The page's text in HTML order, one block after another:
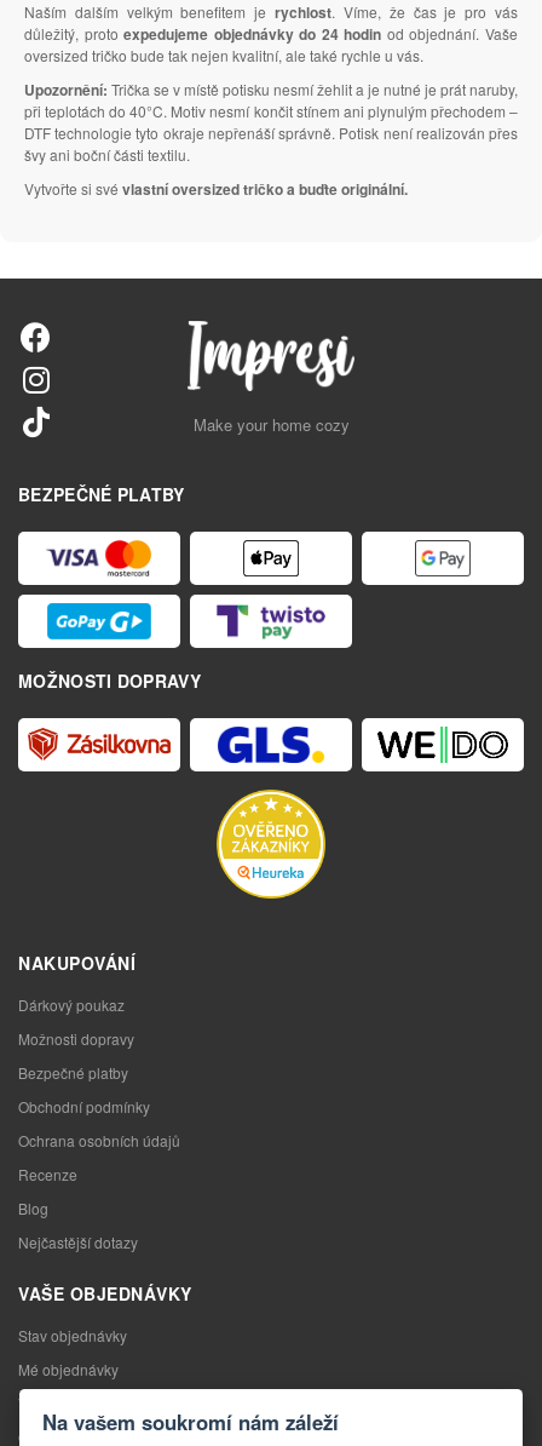
Naším dalším velkým benefitem jerychlost. Víme, že čas je pro vás
důležitý, protoexpedujeme objednávky do 24 hodin od objednání. Vaše
oversized tričko bude tak nejen kvalitní, ale také rychle u vás.
Upozornění: Trička se v místě potisku nesmí žehlit a je nutné je prát naruby,
při teplotách do 40°C. Motiv nesmí končit stínem ani plynulým přechodem –
DTF technologie tyto okraje nepřenáší správně. Potisk není realizován přes
švy ani boční části textilu.
Vytvořte si své vlastní oversized tričko a buďte originální.
Make your home cozy
BEZPEČNÉ PLATBY
MOŽNOSTI DOPRAVY
NAKUPOVÁNÍ
Dárkový poukaz
Možnosti dopravy
Bezpečné platby
Obchodní podmínky
Ochrana osobních údajů
Recenze
Blog
Nejčastější dotazy
VAŠE OBJEDNÁVKY
Stav objednávky
Mé objednávky
Výměna zboží
Odstoupení od kupní smlouvy
Na vašem soukromí nám záleží